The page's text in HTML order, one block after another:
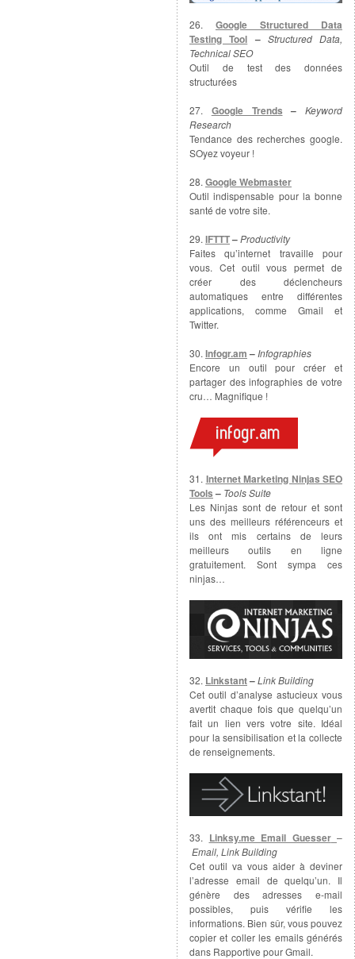
26. Google Structured Data
Testing Tool – Structured Data,
Technical SEO
Outil de test des données
structurées
27. Google Trends – Keyword
Research
Tendance des recherches google.
SOyez voyeur !
28. Google Webmaster
Outil indispensable pour la bonne
santé de votre site.
29. IFTTT–Productivity
Faites qu’internet travaille pour
vous. Cet outil vous permet de
créer des déclencheurs
automatiques entre différentes
applications, comme Gmail et
Twitter.
30. Infogr.am – Infographies
Encore un outil pour créer et
partager des infographies de votre
cru… Magnifique !
31. Internet Marketing Ninjas SEO
Tools – Tools Suite
Les Ninjas sont de retour et sont
uns des meilleurs référenceurs et
ils ont mis certains de leurs
meilleurs outils en ligne
gratuitement. Sont sympa ces
ninjas…
32. Linkstant–Link Building
Cet outil d’analyse astucieux vous
avertit chaque fois que quelqu’un
fait un lien vers votre site. Idéal
pour la sensibilisation et la collecte
de renseignements.
33. Linksy.me Email Guesser –
Email, Link Building
Cet outil va vous aider à deviner
l’adresse email de quelqu’un. Il
génère des adresses e-mail
possibles, puis vérifie les
informations. Bien sûr, vous pouvez
copier et coller les emails générés
dans Rapportive pour Gmail.